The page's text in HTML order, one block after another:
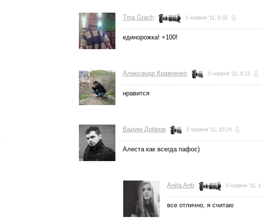
Tina Grach 3 червня '11, 6:32
единорожка! +100!
Александр Кравченко 3 червня '11, 9:21
нравится
Вадим Добров 3 червня '11, 10:24
Алеста как всегда пафос)
Anita Anti 3 червня '11,
все отлично, я считаю